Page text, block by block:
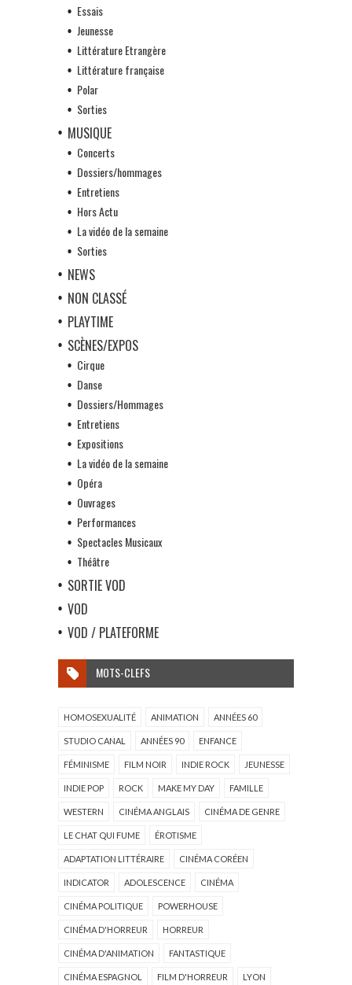
Essais
Jeunesse
Littérature Etrangère
Littérature française
Polar
Sorties
MUSIQUE
Concerts
Dossiers/hommages
Entretiens
Hors Actu
La vidéo de la semaine
Sorties
NEWS
NON CLASSÉ
PLAYTIME
SCÈNES/EXPOS
Cirque
Danse
Dossiers/Hommages
Entretiens
Expositions
La vidéo de la semaine
Opéra
Ouvrages
Performances
Spectacles Musicaux
Théâtre
SORTIE VOD
VOD
VOD / PLATEFORME
MOTS-CLEFS
HOMOSEXUALITÉ ANIMATION ANNÉES 60
STUDIO CANAL ANNÉES 90 ENFANCE
FÉMINISME FILM NOIR INDIE ROCK JEUNESSE
INDIE POP ROCK MAKE MY DAY FAMILLE
WESTERN CINÉMA ANGLAIS CINÉMA DE GENRE
LE CHAT QUI FUME ÉROTISME
ADAPTATION LITTÉRAIRE CINÉMA CORÉEN
INDICATOR ADOLESCENCE CINÉMA
CINÉMA POLITIQUE POWERHOUSE
CINÉMA D'HORREUR HORREUR
CINÉMA D'ANIMATION FANTASTIQUE
CINÉMA ESPAGNOL FILM D'HORREUR LYON